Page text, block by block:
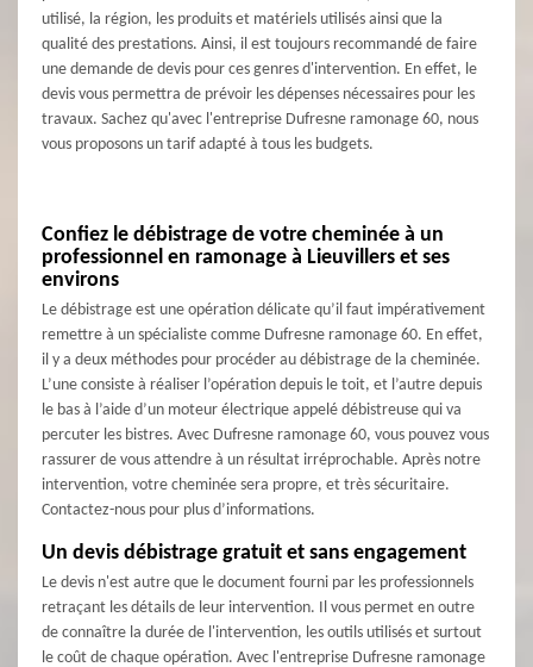
utilisé, la région, les produits et matériels utilisés ainsi que la
qualité des prestations. Ainsi, il est toujours recommandé de faire
une demande de devis pour ces genres d'intervention. En effet, le
devis vous permettra de prévoir les dépenses nécessaires pour les
travaux. Sachez qu'avec l'entreprise Dufresne ramonage 60, nous
vous proposons un tarif adapté à tous les budgets.
Confiez le débistrage de votre cheminée à un
professionnel en ramonage à Lieuvillers et ses
environs
Le débistrage est une opération délicate qu’il faut impérativement
remettre à un spécialiste comme Dufresne ramonage 60. En effet,
il y a deux méthodes pour procéder au débistrage de la cheminée.
L’une consiste à réaliser l’opération depuis le toit, et l’autre depuis
le bas à l’aide d’un moteur électrique appelé débistreuse qui va
percuter les bistres. Avec Dufresne ramonage 60, vous pouvez vous
rassurer de vous attendre à un résultat irréprochable. Après notre
intervention, votre cheminée sera propre, et très sécuritaire.
Contactez-nous pour plus d’informations.
Un devis débistrage gratuit et sans engagement
Le devis n'est autre que le document fourni par les professionnels
retraçant les détails de leur intervention. Il vous permet en outre
de connaître la durée de l'intervention, les outils utilisés et surtout
le coût de chaque opération. Avec l'entreprise Dufresne ramonage